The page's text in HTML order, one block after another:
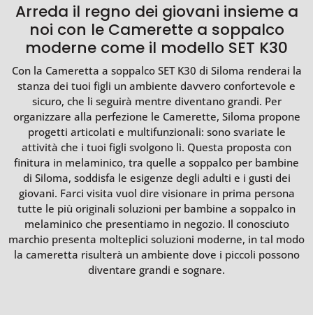
Arreda il regno dei giovani insieme a
noi con le Camerette a soppalco
moderne come il modello SET K30
Con la Cameretta a soppalco SET K30 di Siloma renderai la
stanza dei tuoi figli un ambiente davvero confortevole e
sicuro, che li seguirà mentre diventano grandi. Per
organizzare alla perfezione le Camerette, Siloma propone
progetti articolati e multifunzionali: sono svariate le
attività che i tuoi figli svolgono lì. Questa proposta con
finitura in melaminico, tra quelle a soppalco per bambine
di Siloma, soddisfa le esigenze degli adulti e i gusti dei
giovani. Farci visita vuol dire visionare in prima persona
tutte le più originali soluzioni per bambine a soppalco in
melaminico che presentiamo in negozio. Il conosciuto
marchio presenta molteplici soluzioni moderne, in tal modo
la cameretta risulterà un ambiente dove i piccoli possono
diventare grandi e sognare.